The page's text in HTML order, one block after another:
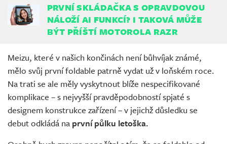
PRVNÍ SKLÁDAČKA S OPRAVDOVOU
NÁLOŽÍ AI FUNKCÍ? I TAKOVÁ MŮŽE
BÝT PŘÍŠTÍ MOTOROLA RAZR
Meizu, které v našich končinách není bůhvíjak známé,
mělo svůj první foldable patrně vydat už v loňském roce.
Na trati se ale měly vyskytnout blíže nespecifikované
komplikace – s nejvyšší pravděpodobností spjaté s
designem konstrukce zařízení – v jejichž důsledku se
debut odkládá na první půlku letoška.